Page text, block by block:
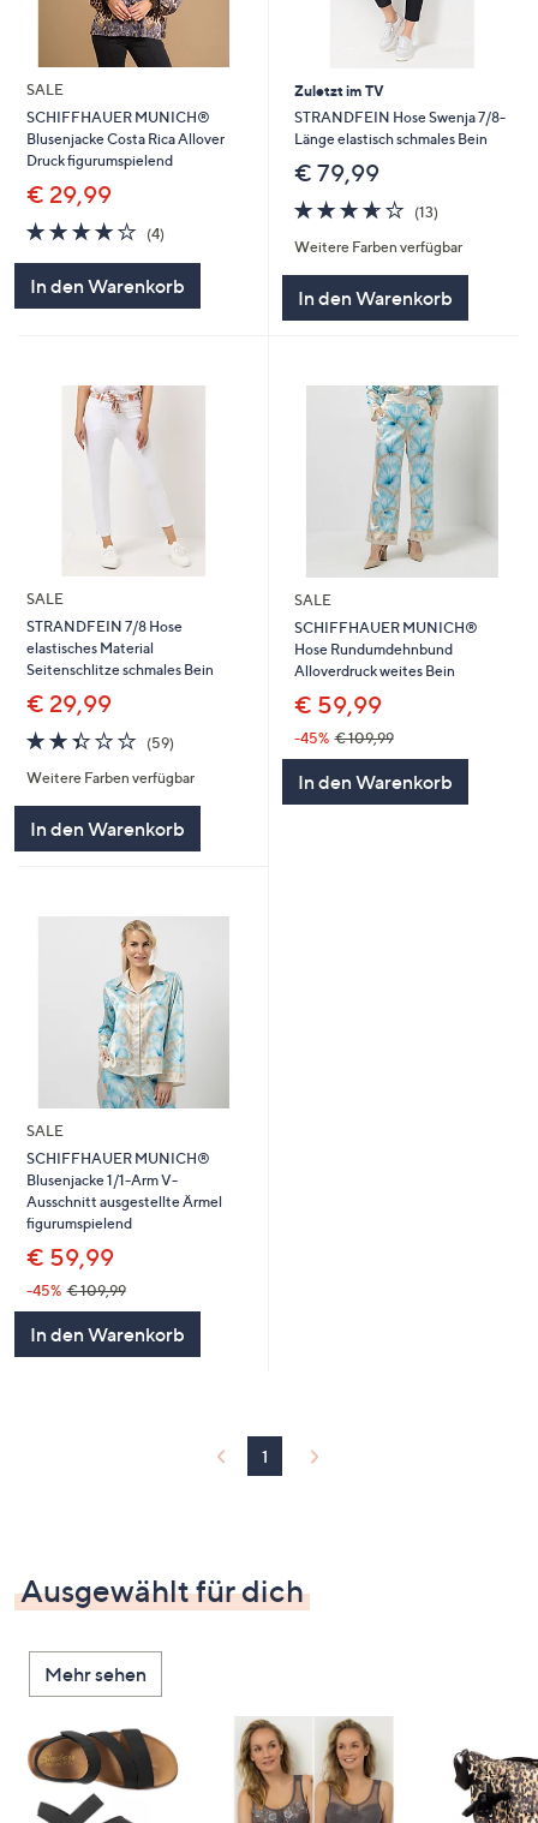
SALE
SCHIFFHAUER MUNICH®
Blusenjacke Costa Rica Allover
Druck figurumspielend
€ 29,99
3.8
von
(4)4
In den Warenkorb
Zuletzt im TV
STRANDFEIN Hose Swenja 7/8-
Länge elastisch schmales Bein
€ 79,99
3.6
von
5
(13)13
Weitere Farben verfügbar
In den Warenkorb
SALE
STRANDFEIN 7/8 Hose
elastisches Material
Seitenschlitze schmales Bein
€ 29,99
2.3
von
5
(59)59
Weitere Farben verfügbar
In den Warenkorb
SALE
SCHIFFHAUER MUNICH®
Hose Rundumdehnbund
Alloverdruck weites Bein
€ 59,99
-45% € 109,99
In den Warenkorb
SALE
SCHIFFHAUER MUNICH®
Blusenjacke 1/1-Arm V-
Ausschnitt ausgestellte Ärmel
figurumspielend
€ 59,99
-45% € 109,99
In den Warenkorb
1
Ausgewählt für dich
Mehr sehen